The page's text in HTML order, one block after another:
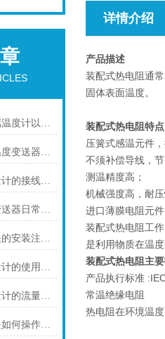
要想更好的使用双金属温度计以下几点不可少
上海仪川仪表一体式温度变送器的特点
解析上海仪川涡街流量计的接线情况
以下是上海仪表温度变送器日常保养的建议
煤粉仓阻旋式料位开关的安装注意事项
瞧瞧上海仪表电磁流量计的使用注意事项
上海仪川仪表孔板流量计的流量计算公式
多路智能巡检仪具体是如何操作的呢？
详情介绍
产品描述
装配式热电阻通
固体表面温度。
装配式热电阻特点
压簧式感温元件
不须补偿导线，
测温精度高；
机械强度高，耐
进口薄膜电阻元
装配式热电阻工
是利用物质在温
装配式热电阻 主
产品执行标准
常温绝缘电阻
热电阻在环境温